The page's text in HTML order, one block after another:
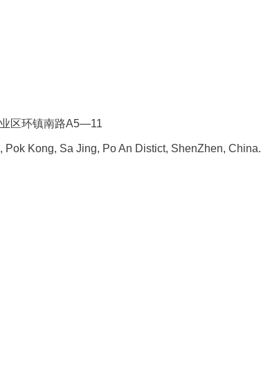
区环镇南路A5—11
Kong, Sa Jing, Po An Distict, ShenZhen, China.